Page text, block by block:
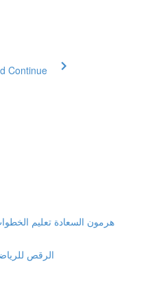
Continue
هرمون السعادة تعليم
الرقص للرياضة